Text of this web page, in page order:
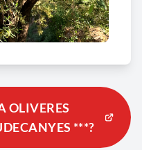
OLIVERES
***?